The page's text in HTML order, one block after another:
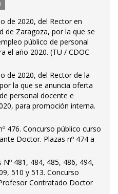
de 2020, del Rector en
de Zaragoza, por la que se
público de personal
el año 2020. (TU / CDOC -
de 2020, del Rector de la
la que se anuncia oferta
personal docente e
para promoción interna.
476. Concurso público curso
Doctor. Plazas nº 474 a
481, 484, 485, 486, 494,
510 y 513. Concurso
Contratado Doctor